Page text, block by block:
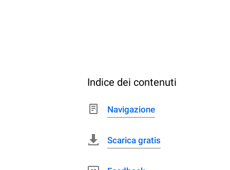
Indice dei contenuti
Navigazione
Scarica gratis